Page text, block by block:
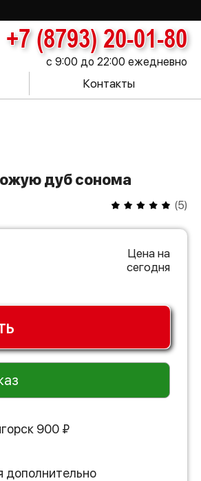
+7 (8793) 20-01-80
с 9:00 до 22:00 ежедневно
Контакты
дуб сонома
(5)
Цена на
сегодня
900 ₽
дополнительно